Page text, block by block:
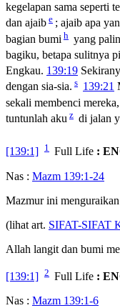
kegelapan sama seperti
dan ajaib e ; ajaib apa
bagian bumi h yang
bagiku, betapa sulitnya
Engkau. 139:19
dengan sia-sia. s 139:21
sekali membenci
tuntunlah aku z di jalan
[139:1] 1 Full Life :
Nas : Mazm 139:1-24
Mazmur ini
(lihat art. SIFAT-SIFAT
Allah langit dan bumi
[139:1] 2 Full Life :
Nas : Mazm 139:1-6